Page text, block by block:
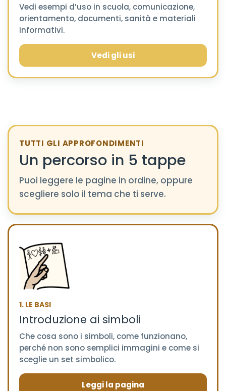
Vedi esempi d’uso in scuola, comunicazione,
orientamento, documenti, sanità e materiali
informativi.
Vedi gli usi
TUTTI GLI APPROFONDIMENTI
Un percorso in 5 tappe
Puoi leggere le pagine in ordine, oppure
scegliere solo il tema che ti serve.
1. LE BASI
Introduzione ai simboli
Che cosa sono i simboli, come funzionano,
perché non sono semplici immagini e come si
sceglie un set simbolico.
Leggi la pagina